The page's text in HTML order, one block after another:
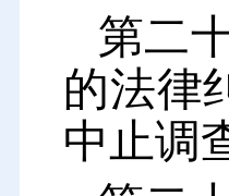
第二
的法律
中止调